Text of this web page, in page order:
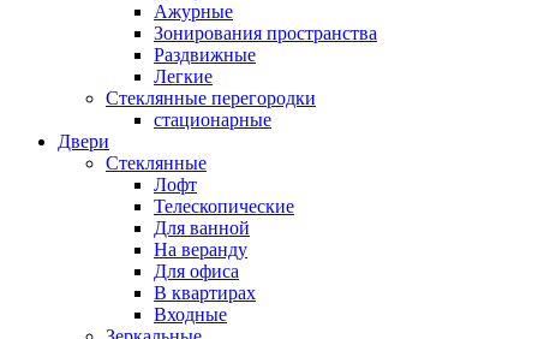
Ажурные
Зонирования пространства
Раздвижные
Легкие
Стеклянные перегородки
стационарные
Двери
Стеклянные
Лофт
Телескопические
Для ванной
На веранду
Для офиса
В квартирах
Входные